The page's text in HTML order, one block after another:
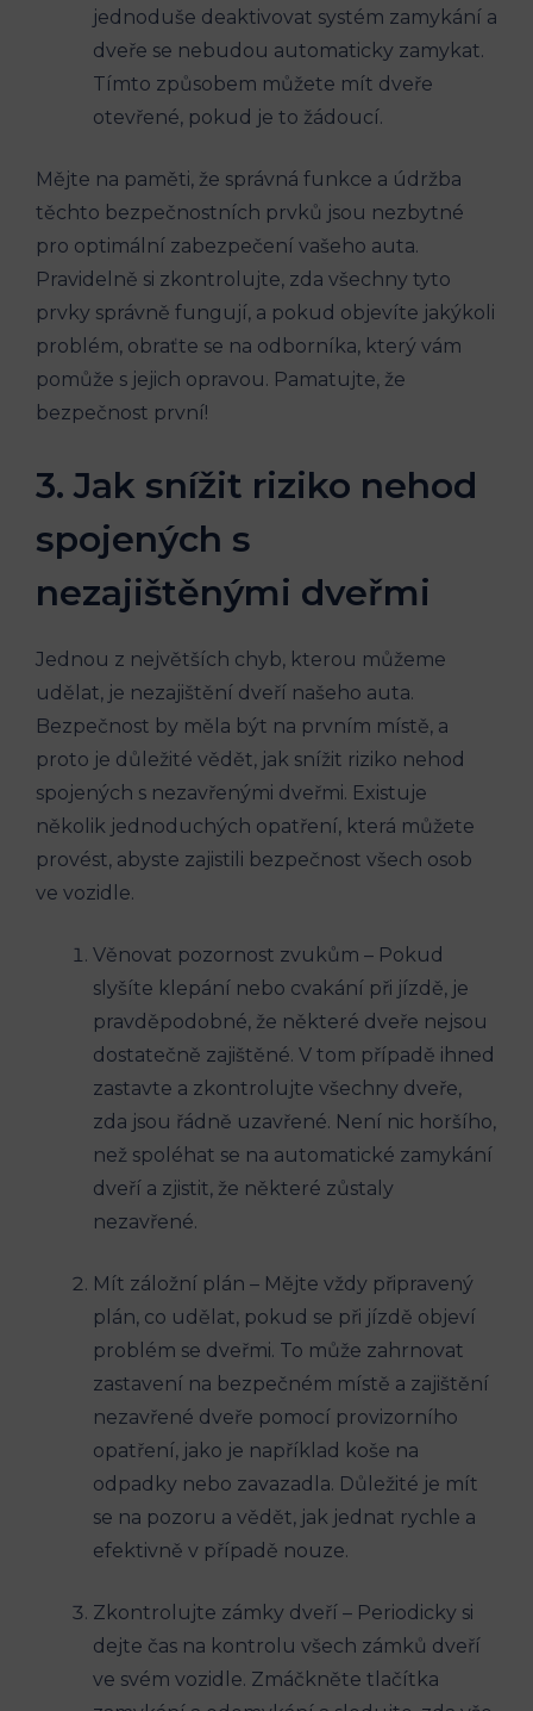
jednoduše deaktivovat systém zamykání a
‍dveře se nebudou automaticky zamykat.
Tímto způsobem můžete ⁣mít dveře
otevřené, ‌pokud je⁢ to žádoucí.
Mějte na⁤ paměti, že správná ‌funkce a údržba
těchto bezpečnostních prvků jsou nezbytné
pro optimální zabezpečení vašeho auta.
‍Pravidelně si zkontrolujte, zda⁣ všechny ⁢tyto
prvky správně fungují, a pokud objevíte jakýkoli
problém, ⁢obraťte se na odborníka, který vám
pomůže s jejich opravou. Pamatujte, že
bezpečnost první!
3. ⁢Jak snížit riziko ⁢nehod
spojených ⁤s
⁣nezajištěnými dveřmi
Jednou z největších chyb, kterou můžeme
udělat, je nezajištění dveří našeho auta.
⁢Bezpečnost by ​měla být na​ prvním⁢ místě, a
proto je důležité vědět, jak ⁣snížit⁤ riziko nehod
spojených s nezavřenými dveřmi. ‌Existuje
⁢několik jednoduchých opatření, která můžete
provést, abyste zajistili bezpečnost všech osob
ve‌ vozidle.
Věnovat pozornost ‌zvukům – Pokud
slyšíte klepání nebo ​cvakání​ při jízdě, je
pravděpodobné, že některé ​dveře nejsou
dostatečně zajištěné. V tom případě ihned
zastavte a zkontrolujte všechny dveře,
zda jsou‍ řádně uzavřené. Není‍ nic horšího,
než spoléhat se na automatické zamykání
dveří a​ zjistit, ⁢že některé⁤ zůstaly
nezavřené.
Mít záložní plán – Mějte vždy připravený
‍plán, co udělat, pokud se při⁢ jízdě objeví
problém se dveřmi. To může zahrnovat
zastavení​ na bezpečném ‌místě⁢ a⁢ zajištění
nezavřené dveře pomocí provizorního
⁤opatření, jako je například koše na
odpadky nebo zavazadla. Důležité ⁤je ‍mít
se na​ pozoru ⁣a vědět, jak jednat rychle ‌a
efektivně‌ v případě ⁤nouze.
Zkontrolujte zámky dveří – Periodicky si
dejte čas na kontrolu všech zámků dveří
ve svém vozidle. ​Zmáčkněte tlačítka